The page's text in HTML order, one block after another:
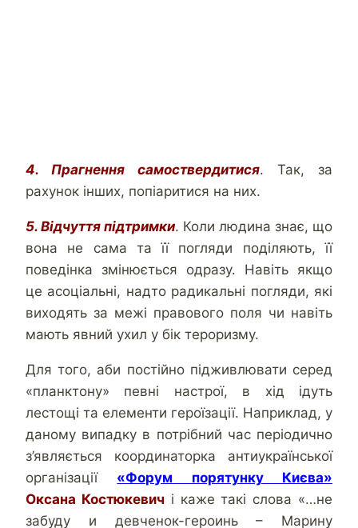
4. Прагнення самоствердитися. Так, за
рахунок інших, попіаритися на них.
5. Відчуття підтримки. Коли людина знає, що
вона не сама та її погляди поділяють, її
поведінка змінюється одразу. Навіть якщо
це асоціальні, надто радикальні погляди, які
виходять за межі правового поля чи навіть
мають явний ухил у бік тероризму.
Для того, аби постійно підживлювати серед
«планктону» певні настрої, в хід ідуть
лестощі та елементи героїзації. Наприклад, у
даному випадку в потрібний час періодично
з’являється координаторка антиукраїнської
організації «Форум порятунку Києва»
Оксана Костюкевич і каже такі слова «…не
забуду и девченок-героинь – Марину